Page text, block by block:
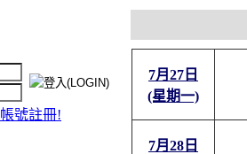
帳號註冊!
7月27日
(星期一)
7月28日